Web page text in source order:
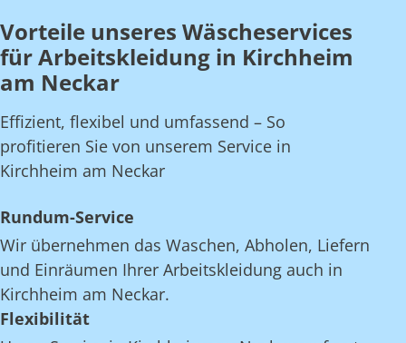
Vorteile unseres Wäscheservices
für Arbeitskleidung in Kirchheim
am Neckar
Effizient, flexibel und umfassend – So
profitieren Sie von unserem Service in
Kirchheim am Neckar
Rundum-Service
Wir übernehmen das Waschen, Abholen, Liefern
und Einräumen Ihrer Arbeitskleidung auch in
Kirchheim am Neckar.
Flexibilität